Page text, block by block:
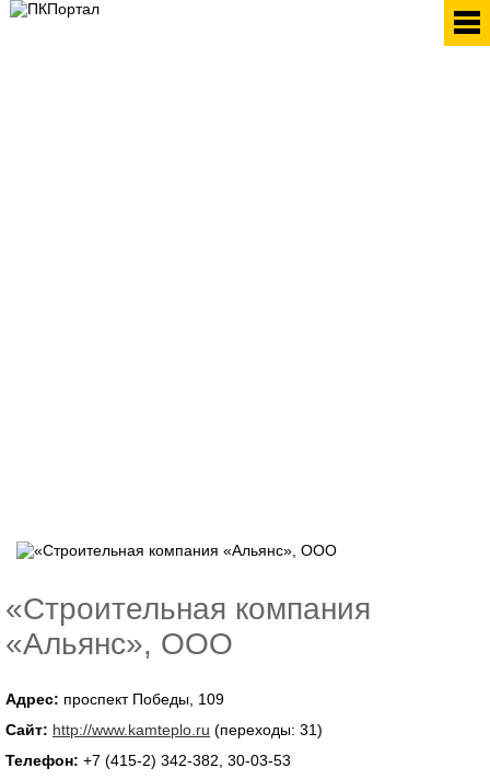
«Строительная компания
«Альянс», ООО
Адрес: проспект Победы, 109
Сайт: http://www.kamteplo.ru (переходы: 31)
Телефон: +7 (415-2) 342-382, 30-03-53